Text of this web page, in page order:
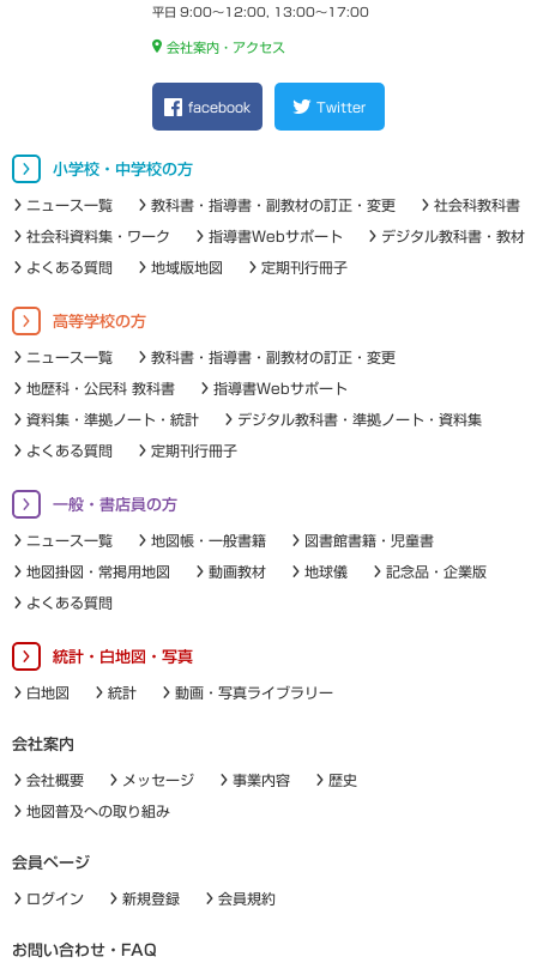
平日 9:00～12:00, 13:00～17:00
会社案内・アクセス
facebook Twitter
小学校・中学校の方
ニュース一覧 教科書・指導書・副教材の訂正・変更 社会科教科書
社会科資料集・ワーク 指導書Webサポート デジタル教科書・教材
よくある質問 地域版地図 定期刊行冊子
高等学校の方
ニュース一覧 教科書・指導書・副教材の訂正・変更
地歴科・公民科 教科書 指導書Webサポート
資料集・準拠ノート・統計 デジタル教科書・準拠ノート・資料集
よくある質問 定期刊行冊子
一般・書店員の方
ニュース一覧 地図帳・一般書籍 図書館書籍・児童書
地図掛図・常掲用地図 動画教材 地球儀 記念品・企業版
よくある質問
統計・白地図・写真
白地図 統計 動画・写真ライブラリー
会社案内
会社概要 メッセージ 事業内容 歴史
地図普及への取り組み
会員ページ
ログイン 新規登録 会員規約
お問い合わせ・FAQ